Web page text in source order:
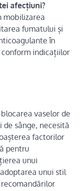
afecțiuni?
mobilizarea
fumatului și
în
conform indicațiilor
vaselor de
sânge, necesită
factorilor
pentru
unui
unui stil